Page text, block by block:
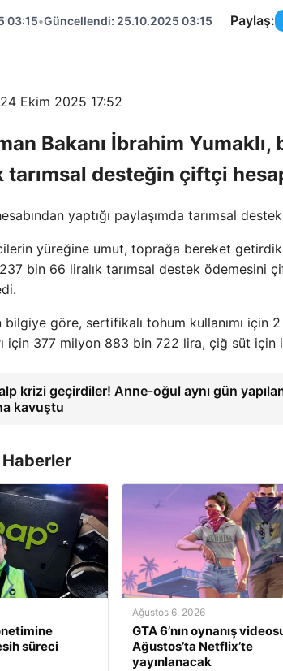
03:15•Güncellendi: 25.10.2025 03:15 Paylaş:
Ekim 2025 17:52
Bakanı İbrahim
tarımsal desteğin çiftçi
yaptığı paylaşımda tarımsal
yüreğine umut, toprağa bereket
bin 66 liralık tarımsal destek ödemesini
göre, sertifikalı tohum kullanımı için
için 377 milyon 883 bin 722 lira, çiğ süt
krizi geçirdiler! Anne-oğul aynı gün
kavuştu
süreci
Ağustos 6, 2026
GTA 6’nın oynanış
Ağustos’ta Netflix’te
yayınlanacak